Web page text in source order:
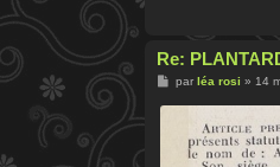
Re:
M
s
par léa rosi » 14